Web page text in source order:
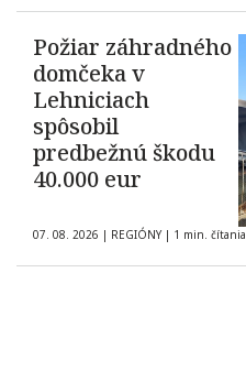
Požiar záhradného
domčeka v
Lehniciach
spôsobil
predbežnú škodu
40.000 eur
07. 08. 2026 | REGIÓNY | 1 min. čítania